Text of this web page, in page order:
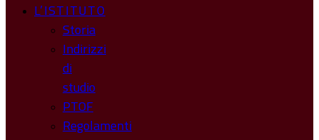
L’ISTITUTO
Storia
Indirizzi
di
studio
PTOF
Regolamenti